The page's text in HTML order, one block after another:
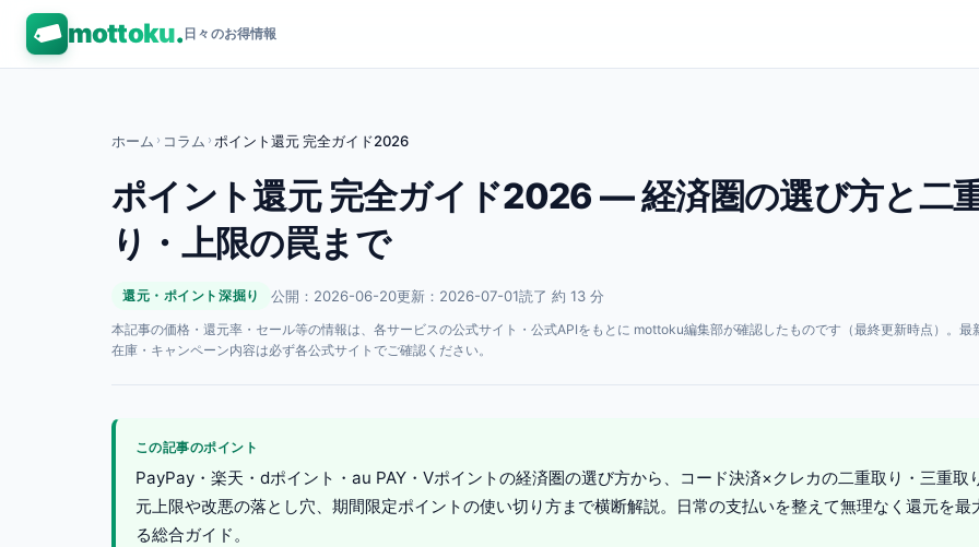
mottoku.日々のお得情報
ホーム › コラム › ポイント還元 完全ガイド2026
ポイント還元 完全ガイド2026 — 経済圏の選び方と二
り・上限の罠まで
還元・ポイント深掘り 公開：2026-06-20更新：2026-07-01読了 約 13 分
本記事の価格・還元率・セール等の情報は、各サービスの公式サイト・公式APIをもとに mottoku編集部が確認したものです（最終更新時点）。最
在庫・キャンペーン内容は必ず各公式サイトでご確認ください。
この記事のポイント
PayPay・楽天・dポイント・au PAY・Vポイントの経済圏の選び方から、コード決済×クレカの二重取り・三重取
元上限や改悪の落とし穴、期間限定ポイントの使い切り方まで横断解説。日常の支払いを整えて無理なく還元を最
る総合ガイド。